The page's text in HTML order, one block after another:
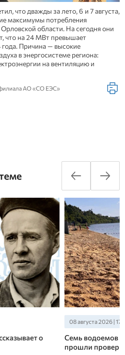
что дважды за лето, 6 и 7 августа,
максимумы потребления
области. На сегодня они
что на 24 МВт превышает
года. Причина — высокие
в энергосистеме региона:
на вентиляцию и
АО «СО ЕЭС»
о
08 августа 2026 |
Семь водоемов
прошли